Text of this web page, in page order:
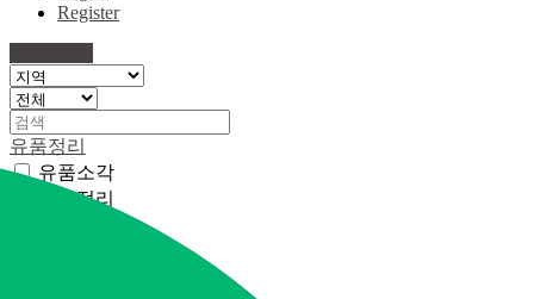
Register
유품정리
유품소각
유품정리